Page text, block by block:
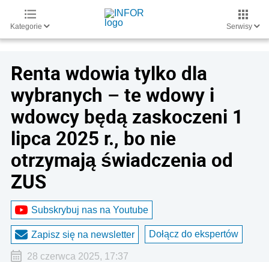
Kategorie Serwisy
Renta wdowia tylko dla
wybranych – te wdowy i
wdowcy będą zaskoczeni 1
lipca 2025 r., bo nie
otrzymają świadczenia od
ZUS
Subskrybuj nas na Youtube
Zapisz się na newsletter Dołącz do ekspertów
28 czerwca 2025, 17:37